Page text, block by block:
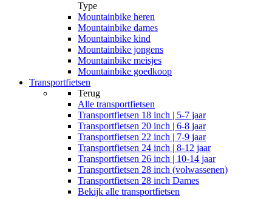
Type
Mountainbike heren
Mountainbike dames
Mountainbike kind
Mountainbike jongens
Mountainbike meisjes
Mountainbike goedkoop
Transportfietsen
Terug
Alle transportfietsen
Transportfietsen 18 inch | 5-7 jaar
Transportfietsen 20 inch | 6-8 jaar
Transportfietsen 22 inch | 7-9 jaar
Transportfietsen 24 inch | 8-12 jaar
Transportfietsen 26 inch | 10-14 jaar
Transportfietsen 28 inch (volwassenen)
Transportfietsen 28 inch Dames
Bekijk alle transportfietsen